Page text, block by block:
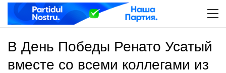
В День Победы Ренато Усатый
вместе со всеми коллегами из